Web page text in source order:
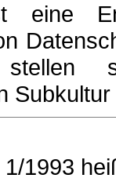
eine
stellen
1/1993